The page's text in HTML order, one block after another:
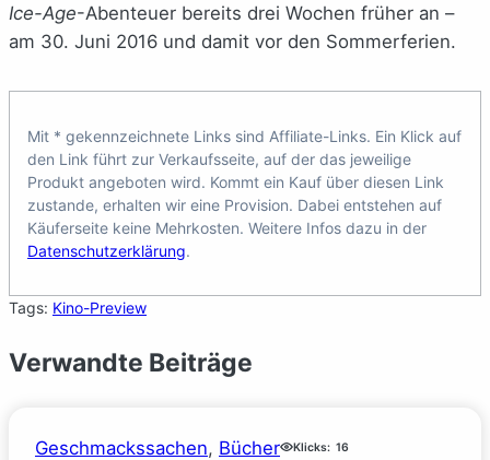
Ice-Age-Abenteuer bereits drei Wochen früher an –
am 30. Juni 2016 und damit vor den Sommerferien.
Mit * gekennzeichnete Links sind Affiliate-Links. Ein Klick auf
den Link führt zur Verkaufsseite, auf der das jeweilige
Produkt angeboten wird. Kommt ein Kauf über diesen Link
zustande, erhalten wir eine Provision. Dabei entstehen auf
Käuferseite keine Mehrkosten. Weitere Infos dazu in der
Datenschutzerklärung.
Tags: Kino-Preview
Verwandte Beiträge
Geschmackssachen, Bücher Klicks: 16